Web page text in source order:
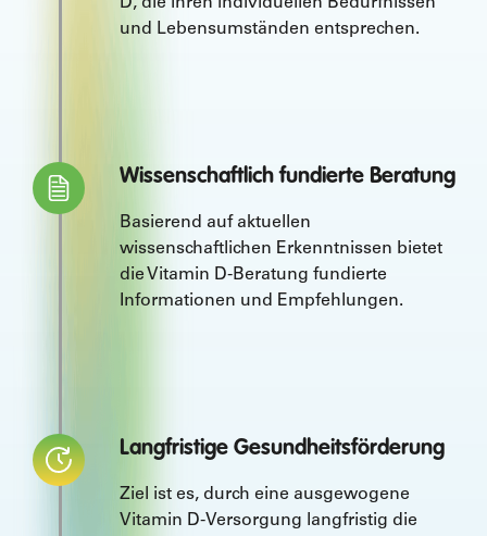
und Lebensumständen entsprechen.
Wissenschaftlich fundierte Beratung
Basierend auf aktuellen
wissenschaftlichen Erkenntnissen bietet
die Vitamin D-Beratung fundierte
Informationen und Empfehlungen.
Langfristige Gesundheitsförderung
Ziel ist es, durch eine ausgewogene
Vitamin D-Versorgung langfristig die